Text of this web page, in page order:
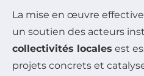
La mise en œuvre
un soutien des acteurs
collectivités locales est
projets concrets et